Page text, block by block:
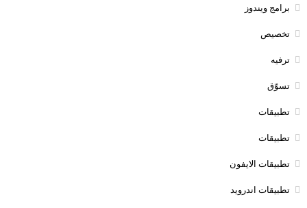
برامج ويندوز
تخصيص
ترفيه
تسوّق
تطبيقات
تطبيقات
تطبيقات الايفون
تطبيقات اندرويد